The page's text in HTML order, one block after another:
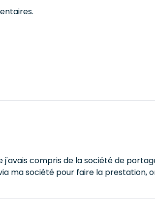
compris de la société de
ma société pour faire la prestation,